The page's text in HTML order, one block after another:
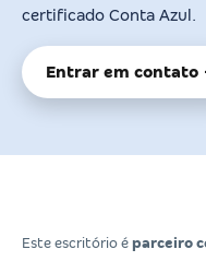
certificado Conta Azul.
Entrar em contato
Este escritório é parceiro